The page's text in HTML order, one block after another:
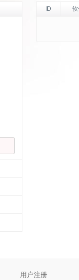
ID
用户注册